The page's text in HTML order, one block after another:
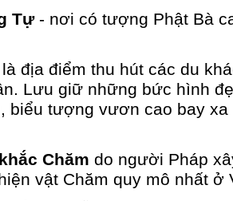
Tự- nơi có tượng Phật Bà
địa điểm thu hút các du
Lưu giữ những bức hình
biểu tượng vươn cao bay
Chăm do người Pháp
vật Chăm quy mô nhất ở